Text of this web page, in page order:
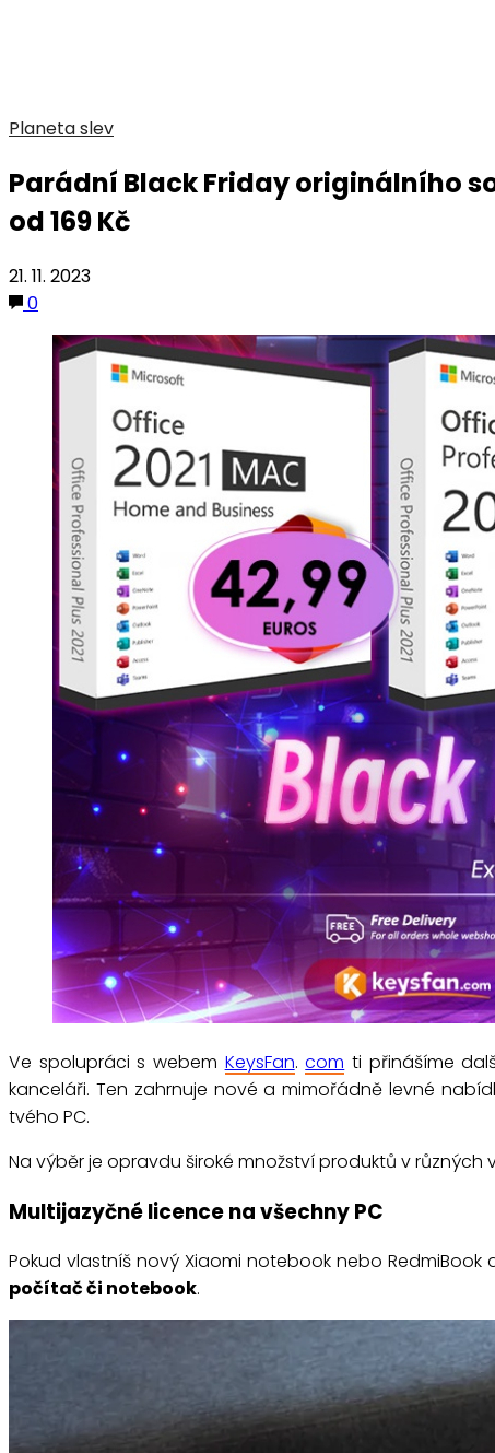
Planeta slev
Parádní Black Friday originálního
od 169 Kč
21. 11. 2023
0
Ve spolupráci s webem KeysFan.com ti přinášíme
kanceláři. Ten zahrnuje nové a mimořádně levné
tvého PC.
Na výběr je opravdu široké množství produktů v různých
Multijazyčné licence na všechny PC
Pokud vlastníš nový Xiaomi notebook nebo
počítač či notebook.